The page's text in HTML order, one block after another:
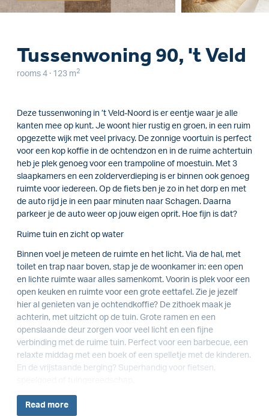
Tussenwoning 90, 't Veld
rooms 4 · 123 m 2
Deze tussenwoning in ’t Veld-Noord is er eentje waar je alle
kanten mee op kunt. Je woont hier rustig en groen, in een ruim
opgezette wijk met veel privacy. De zonnige voortuin is perfect
voor een kop koffie in de ochtendzon en in de ruime achtertuin
heb je plek genoeg voor een trampoline of moestuin. Met 3
slaapkamers en een zolderverdieping is er binnen ook genoeg
ruimte voor iedereen. Op de fiets ben je zo in het dorp en met
de auto rijd je in een paar minuten naar Schagen. Daarna
parkeer je de auto weer op jouw eigen oprit. Hoe fijn is dat?
Ruime tuin en zicht op water
Binnen voel je meteen de ruimte en het licht. Via de hal, met
toilet en trap naar boven, stap je de woonkamer in: een open
en lichte ruimte waar alles samenkomt. Voorin is plek voor een
open keuken en ruimte voor een grote eettafel. Zie je jezelf
hier al genieten van je ochtendkoffie? De zithoek maak je
achterin, met uitzicht op de tuin. Grote ramen en een
openslaande deur zorgen voor veel licht en een fijne
verbinding met de ruime tuin. Perfect voor een barbecue, een
relaxte middag met een boek of een spelletje met de kinderen.
En de vrijstaande berging? Superhandig voor fietsen,
Read more